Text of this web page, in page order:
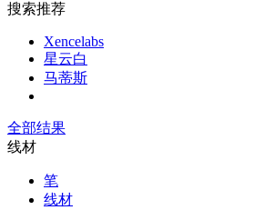
搜索推荐
Xencelabs
星云白
马蒂斯
全部结果
线材
笔
线材